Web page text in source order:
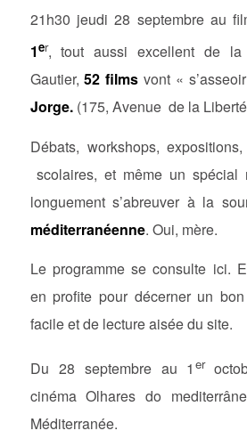
21h30 jeudi 28 septembre au
1er, tout aussi excellent de la
Gautier,52 films vont «
Jorge. (175, Avenue de la
Débats, workshops,
scolaires, et même un
longuement s’abreuver à la
méditerranéenne. Oui, mère.
Le programme se consulte ici.
en profite pour décerner un
facile et de lecture aisée du site.
Du 28 septembre au 1 er
cinéma Olhares do
Méditerranée.